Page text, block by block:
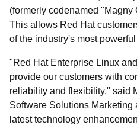
(formerly codenamed "Magny
This allows Red Hat
of the industry's most
"Red Hat Enterprise Linux
provide our customers with
reliability and flexibility," said
Software Solutions Marketing
latest technology